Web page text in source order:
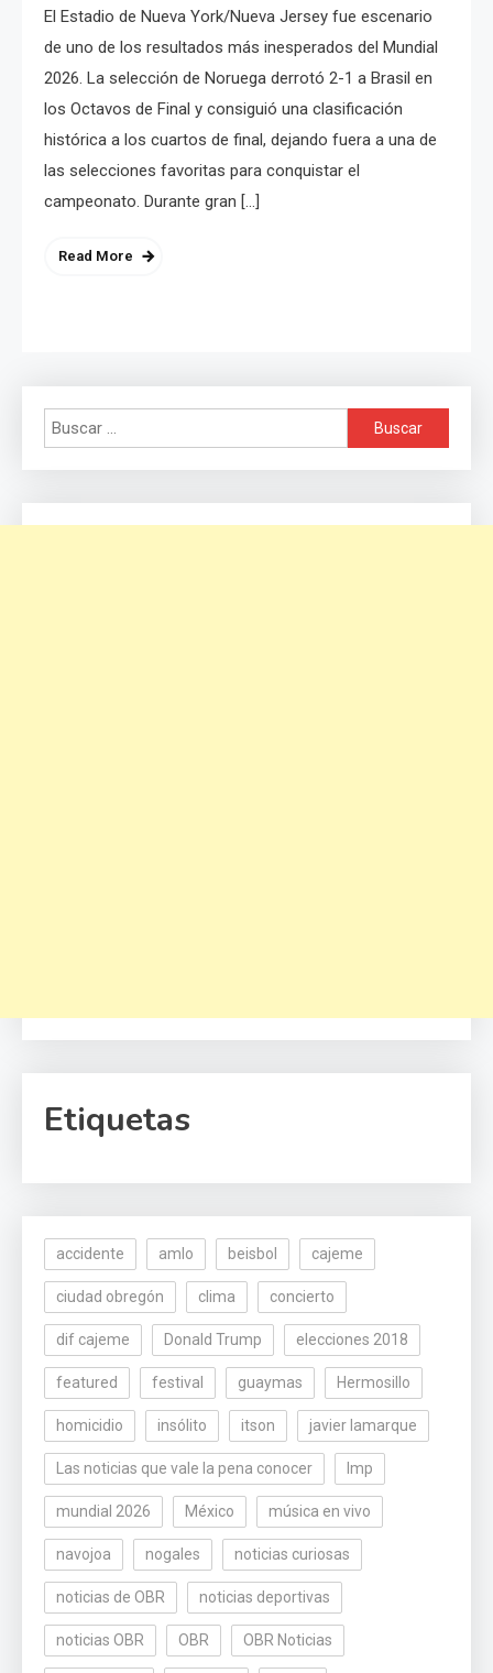
El Estadio de Nueva York/Nueva Jersey fue escenario
de uno de los resultados más inesperados del Mundial
2026. La selección de Noruega derrotó 2-1 a Brasil en
los Octavos de Final y consiguió una clasificación
histórica a los cuartos de final, dejando fuera a una de
las selecciones favoritas para conquistar el
campeonato. Durante gran […]
Read More
Buscar:
Etiquetas
accidente amlo beisbol cajeme
ciudad obregón clima concierto
dif cajeme Donald Trump elecciones 2018
featured festival guaymas Hermosillo
homicidio insólito itson javier lamarque
Las noticias que vale la pena conocer lmp
mundial 2026 México música en vivo
navojoa nogales noticias curiosas
noticias de OBR noticias deportivas
noticias OBR OBR OBR Noticias